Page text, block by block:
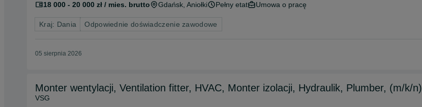
18 000 - 20 000 zł / mies. brutto Gdańsk , Aniołki Pełny etat Umowa o pracę
Kraj: Dania Odpowiednie doświadczenie zawodowe
05 sierpnia 2026
Monter wentylacji, Ventilation fitter, HVAC, Monter izolacji, Hydraulik, Plumber, (m/k/n)
VSG